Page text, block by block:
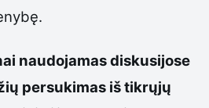
naudojamas diskusijose
persukimas iš tikrųjų